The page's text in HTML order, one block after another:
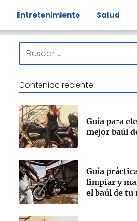
Entretenimiento Salud
Contenido reciente
Guía para
mejor baúl
Guía
limpiar y
el baúl de tu